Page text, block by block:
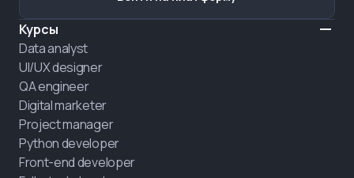
Курсы
Data analyst
UI/UX designer
QA engineer
Digital marketer
Project manager
Python developer
Front-end developer